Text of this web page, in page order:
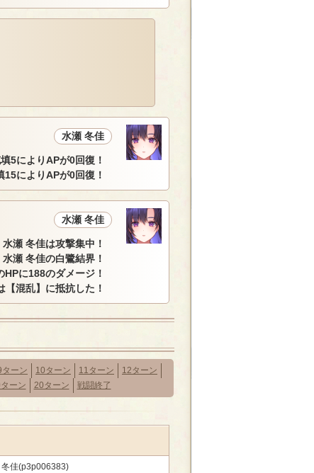
水瀬 冬佳
5によりAPが0回復！
15によりAPが0回復！
水瀬 冬佳
水瀬 冬佳は攻撃集中！
水瀬 冬佳の白鷺結界！
HPに188のダメージ！
【混乱】に抵抗した！
ターン 10ターン 11ターン
12ターン
ーン 20ターン 戦闘終了
冬佳(p3p006383)